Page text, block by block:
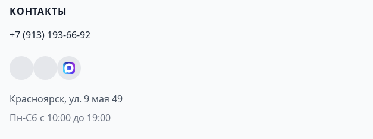
КОНТАКТЫ
+7 (913) 193-66-92
Красноярск, ул. 9 мая 49
Пн-Сб с 10:00 до 19:00